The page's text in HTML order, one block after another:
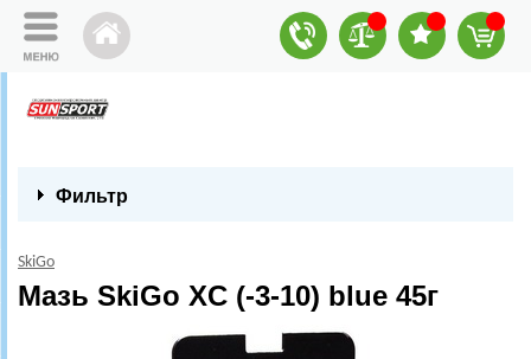
Фильтр
SkiGo
Мазь SkiGo XC (-3-10) blue 45г